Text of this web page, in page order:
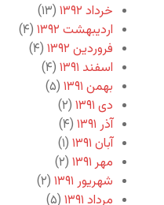
خرداد ۱۳۹۲
(۱۳)
اردیبهشت ۱۳۹۲
(۴)
فروردین ۱۳۹۲
(۴)
اسفند ۱۳۹۱
(۴)
بهمن ۱۳۹۱
(۵)
دی ۱۳۹۱
(۲)
آذر ۱۳۹۱
(۴)
آبان ۱۳۹۱
(۱)
مهر ۱۳۹۱
(۲)
شهریور ۱۳۹۱
(۲)
مرداد ۱۳۹۱
(۵)